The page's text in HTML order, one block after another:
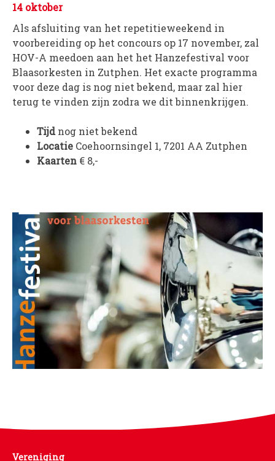
Saxofoonkwartet Hova Zembla
Klarinettenensemble Brandhout
PROJECTEN
Muziek is de Basis!
Saxophone Orchestra
Moet je Hoor’n!
Wie zijn we?
Bestuur
Dirigenten
Verenigingsstukken
Partners
Historie
Contact
WORD LID
14 oktober
Als afsluiting van het repetitieweekend in
voorbereiding op het concours op 17 november, zal
HOV-A meedoen aan het het Hanzefestival voor
Blaasorkesten in Zutphen. Het exacte programma
voor deze dag is nog niet bekend, maar zal hier
terug te vinden zijn zodra we dit binnenkrijgen.
Tijd nog niet bekend
Locatie Coehoornsingel 1, 7201 AA Zutphen
Kaarten € 8,-
Vereniging